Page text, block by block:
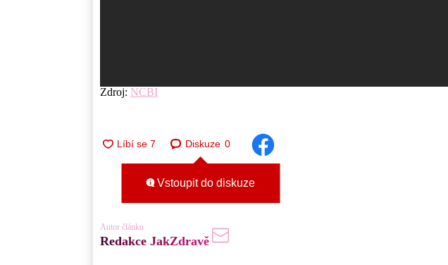
Zdroj: NCBI
Diskuze 0
Vstoupit do diskuze
Autor článku
Redakce JakZdravě